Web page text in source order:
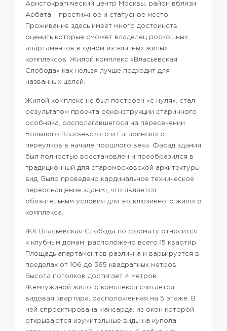
Аристократический центр Москвы, район вблизи
Арбата – престижное и статусное место.
Проживание здесь имеет много достоинств,
оценить которые сможет владелец роскошных
апартаментов в одном из элитных жилых
комплексов. Жилой комплекс «Власьевская
Слобода» как нельзя лучше подходит для
названных целей.
Жилой комплекс не был построен «с нуля», стал
результатом проекта реконструкции старинного
особняка, располагавшегося на пересечении
Большого Власьевского и Гагаринского
переулков в начале прошлого века. Фасад здания
был полностью восстановлен и преобразился в
традиционный для старомосковской архитектуры
вид. Было проведено кардинальное техническое
переоснащение здания, что является
обязательным условия для эксклюзивного жилого
комплекса.
ЖК Власьевская Слобода по формату относится
к клубным домам: расположено всего 15 квартир.
Площадь апартаментов различна и варьируется в
пределах от 106 до 365 квадратных метров.
Высота потолков достигает 4 метров.
Жемчужиной жилого комплекса считается
видовая квартира, расположенная на 5 этаже. В
ней спроектирована мансарда, из окон которой
открываются изумительные виды на купола